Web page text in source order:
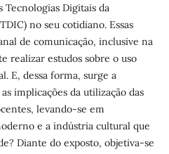
Tecnologias Digitais da
no seu cotidiano. Essas
de comunicação, inclusive na
realizar estudos sobre o uso
E, dessa forma, surge a
implicações da utilização das
levando-se em
e a indústria cultural que
Diante do exposto, objetiva-se